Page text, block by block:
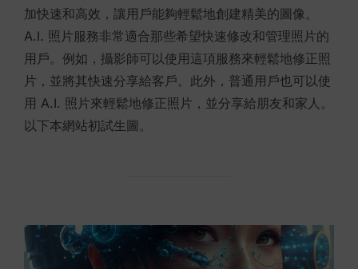
加快速和高效，讓用戶能夠輕鬆地創建精美的圖像。
A.I. 照片服務非常適合那些希望快速修改和管理照片的
用戶。例如，攝影師可以使用這項服務來輕鬆地修正照
片，並將其快速分享給客戶。此外，普通用戶也可以使
用 A.I. 照片來輕鬆地修正照片，並分享給朋友和家人。
以下本網站初試生圖。